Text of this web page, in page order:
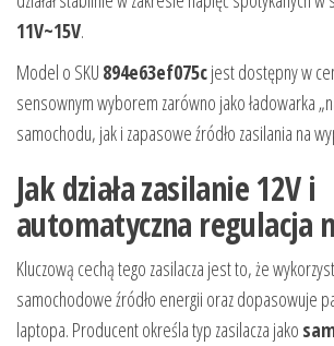
11V~15V.
Model o SKU 894e63ef075cjest dostępny w
sensownym wyborem zarówno jako ładowarka
samochodu, jak i zapasowe źródło zasilania na
Jak działa zasilanie 12V i
automatyczna regulacja
Kluczową cechą tego zasilacza jest to, że
samochodowe źródło energii oraz dopasowuje
laptopa. Producent określa typ zasilacza jako